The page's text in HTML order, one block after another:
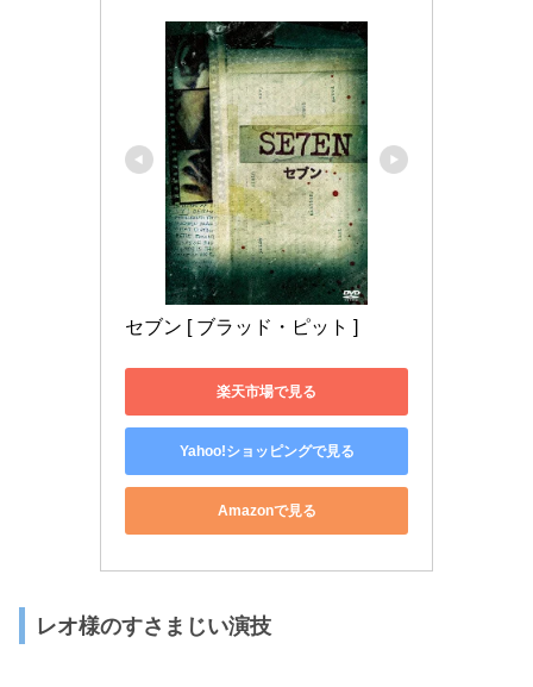
セブン [ ブラッド・ピット ]
楽天市場で見る
Yahoo!ショッピングで見る
Amazonで見る
レオ様のすさまじい演技